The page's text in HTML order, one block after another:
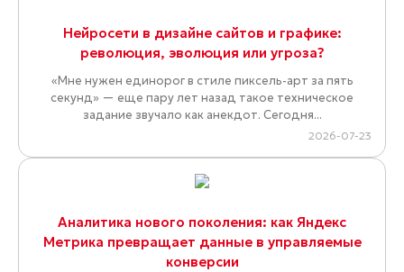
Нейросети в дизайне сайтов и графике:
революция, эволюция или угроза?
«Мне нужен единорог в стиле пиксель-арт за пять
секунд» — еще пару лет назад такое техническое
задание звучало как анекдот. Сегодня...
2026-07-23
Аналитика нового поколения: как Яндекс
Метрика превращает данные в управляемые
конверсии